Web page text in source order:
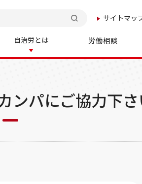
検索 サイトマッ
自治労とは 労働相談
ンパにご協力下